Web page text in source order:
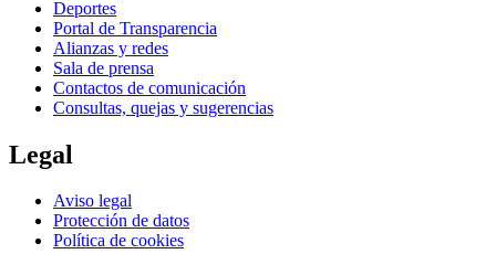
Deportes
Portal de Transparencia
Alianzas y redes
Sala de prensa
Contactos de comunicación
Consultas, quejas y sugerencias
Legal
Aviso legal
Protección de datos
Política de cookies